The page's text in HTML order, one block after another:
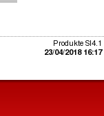
Produkte SI4.1
23/04/2018 16:17